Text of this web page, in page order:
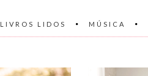
LIVROS LIDOS MÚSICA